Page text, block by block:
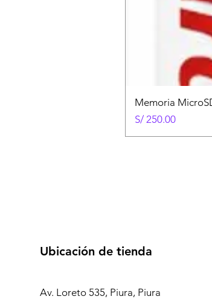
Memoria
Precio
S/ 250.00
Ubicación de tienda
Av. Loreto 535, Piura, Piura